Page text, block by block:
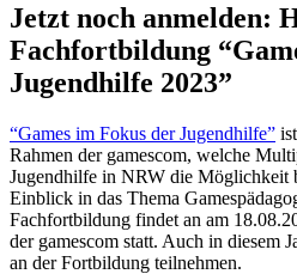
Jetzt noch anmelden:
Fachfortbildung
Jugendhilfe 2023”
“Games im Fokus der Jugendhilfe”
Rahmen der gamescom, welche
Jugendhilfe in NRW die Möglichkeit
Einblick in das Thema
Fachfortbildung findet an am
der gamescom statt. Auch in diesem
an der Fortbildung teilnehmen.